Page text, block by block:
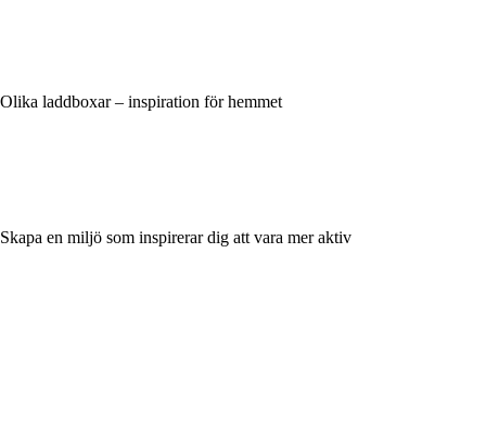
Olika laddboxar – inspiration för hemmet
Skapa en miljö som inspirerar dig att vara mer aktiv